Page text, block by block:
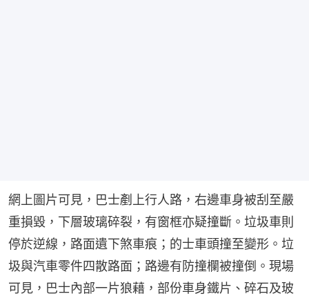
網上圖片可見，巴士剷上行人路，右邊車身被刮至嚴
重損毀，下層玻璃碎裂，有窗框亦疑撞斷。垃圾車則
停於逆線，路面遺下煞車痕；的士車頭撞至變形。垃
圾與汽車零件四散路面；路邊有防撞欄被撞倒。現場
可見，巴士內部一片狼藉，部份車身鐵片、碎石及玻